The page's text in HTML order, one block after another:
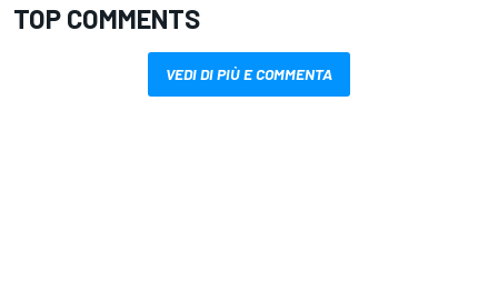
TOP COMMENTS
VEDI DI PIÙ E COMMENTA